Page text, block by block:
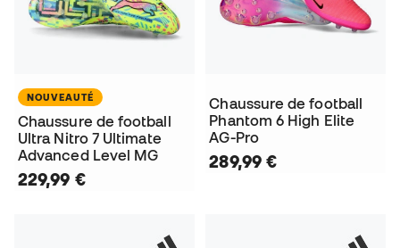
NOUVEAUTÉ
Chaussure de football
Ultra Nitro 7 Ultimate
Advanced Level MG
229,99 €
Chaussure de football
Phantom 6 High Elite
AG-Pro
289,99 €